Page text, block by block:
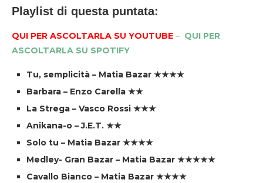
Playlist di questa puntata:
QUI PER ASCOLTARLA SU YOUTUBE – QUI PER
ASCOLTARLA SU SPOTIFY
Tu, semplicità – Matia Bazar ★★★★
Barbara – Enzo Carella ★★
La Strega – Vasco Rossi ★★★
Anikana-o – J.E.T. ★★
Solo tu – Matia Bazar ★★★★
Medley- Gran Bazar – Matia Bazar ★★★★★
Cavallo Bianco – Matia Bazar ★★★★